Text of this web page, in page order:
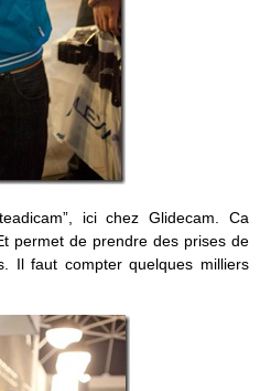
ici chez Glidecam. Ca
permet de prendre des prises de
Il faut compter quelques milliers